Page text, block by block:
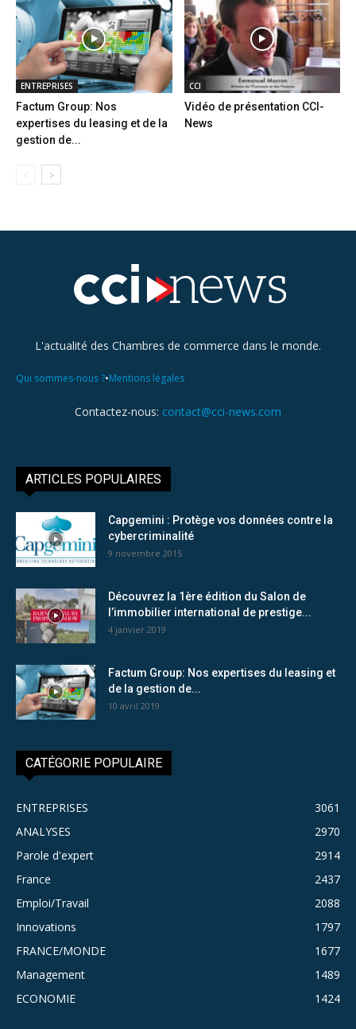
ENTREPRISES
Factum Group: Nos
expertises du leasing et de la
gestion de...
CCI
Vidéo de présentation CCI-
News
L'actualité des Chambres de commerce dans le monde.
Qui sommes-nous ?•Mentions légales
Contactez-nous: contact@cci-news.com
ARTICLES POPULAIRES
Capgemini : Protège vos données contre la
cybercriminalité
9 novembre 2015
Découvrez la 1ère édition du Salon de
l’immobilier international de prestige...
4 janvier 2019
Factum Group: Nos expertises du leasing et
de la gestion de...
10 avril 2019
CATÉGORIE POPULAIRE
ENTREPRISES
3061
ANALYSES
2970
Parole d'expert
2914
France
2437
Emploi/Travail
2088
Innovations
1797
FRANCE/MONDE
1677
Management
1489
ECONOMIE
1424